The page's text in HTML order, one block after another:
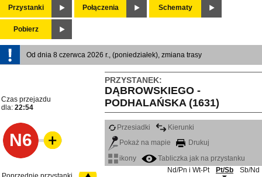
Przystanki Połączenia Schematy
Pobierz
Od dnia 8 czerwca 2026 r., (poniedziałek), zmiana trasy
PRZYSTANEK:
DĄBROWSKIEGO -
PODHALAŃSKA (1631)
Czas przejazdu
dla: 22:54
N6
Przesiadki
Kierunki
Pokaż na mapie
Drukuj
ikony
Tabliczka jak na przystanku
Nd/Pn i Wt-Pt
Pt/Sb
Sb/Nd